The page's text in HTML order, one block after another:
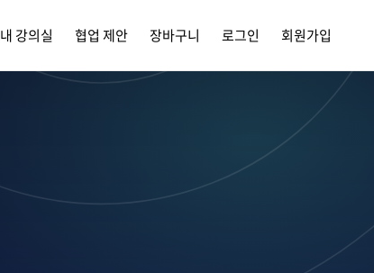
내 강의실 협업 제안 장바구니 로그인 회원가입